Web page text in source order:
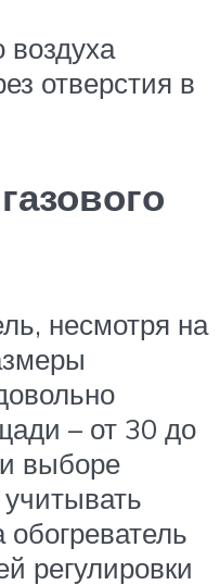
воздуха
отверстия в
несмотря на
– от 30 до
выборе
регулировки